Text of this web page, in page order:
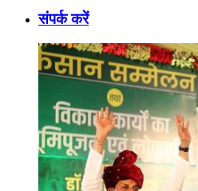
संपर्क करें